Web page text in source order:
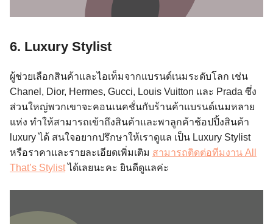
6. Luxury Stylist
ผู้ช่วยเลือกสินค้าและไอเท็มจากแบรนด์เนมระดับโลก เช่น
Chanel, Dior, Hermes, Gucci, Louis Vuitton และ Prada ซึ่ง
ส่วนใหญ่พวกเขาจะคอนเนคชั่นกับร้านค้าแบรนด์เนมหลาย
แห่ง ทำให้สามารถเข้าถึงสินค้าและพาลูกค้าช้อปปิ้งสินค้า
luxury ได้ สนใจอยากปรึกษาให้เราดูแล เป็น Luxury Stylist
หรือราคาและรายละเอียดเพิ่มเติม สามารถติดต่อทีมงาน All
That’s Stylistได้เลยนะคะ ยินดีดูแลค่ะ